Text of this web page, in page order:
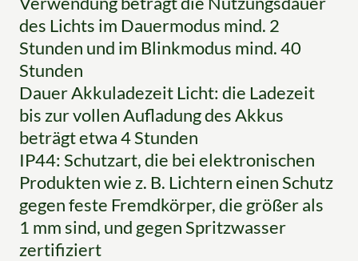
des Lichts im Dauermodus mind. 2
Stunden und im Blinkmodus mind. 40
Stunden
Dauer Akkuladezeit Licht: die Ladezeit
bis zur vollen Aufladung des Akkus
beträgt etwa 4 Stunden
IP44: Schutzart, die bei elektronischen
Produkten wie z. B. Lichtern einen Schutz
gegen feste Fremdkörper, die größer als
1 mm sind, und gegen Spritzwasser
zertifiziert